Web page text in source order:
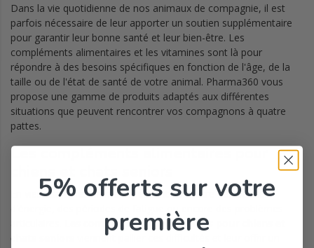
Dans la vie quotidienne de nos animaux de compagnie, il est
parfois nécessaire de leur apporter un soutien supplémentaire
pour garantir leur bonne santé et leur bien-être. Les
compléments alimentaires et les vitamines sont là pour
répondre à des besoins spécifiques en fonction de l'âge, de la
taille ou de l'état de santé de votre animal. Pharma360 vous
propose une gamme de produits adaptés aux différentes
situations que peuvent rencontrer vos compagnons à quatre
pattes.
Les compléments alimentaires pour
En vieillissant, les animaux peuvent connaître des baisses
d'énergie, des périodes de fatigue ou encore des problèmes
Les compléments alimentaires pour chiens et
chats seniors
viennent pallier ces difficultés et leur offrir un
5% offerts sur votre
première